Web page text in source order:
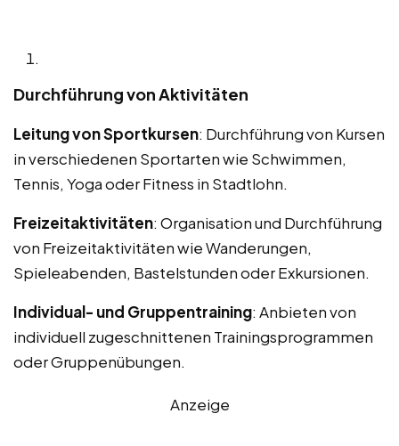
Durchführung von Aktivitäten
Leitung von Sportkursen: Durchführung von Kursen
in verschiedenen Sportarten wie Schwimmen,
Tennis, Yoga oder Fitness in Stadtlohn.
Freizeitaktivitäten: Organisation und Durchführung
von Freizeitaktivitäten wie Wanderungen,
Spieleabenden, Bastelstunden oder Exkursionen.
Individual- und Gruppentraining: Anbieten von
individuell zugeschnittenen Trainingsprogrammen
oder Gruppenübungen.
Anzeige